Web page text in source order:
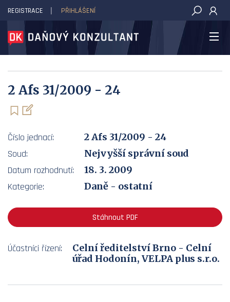
DAŇOVÝ KONZULTANT
REGISTRACE PŘIHLÁŠENÍ
2 Afs 31/2009 - 24
Číslo jednací:
2 Afs 31/2009 - 24
Soud:
Nejvyšší správní soud
Datum rozhodnutí:
18. 3. 2009
Kategorie:
Daně - ostatní
Stáhnout PDF
Účastníci řízení:
Celní ředitelství Brno - Celní
úřad Hodonín, VELPA plus s.r.o.